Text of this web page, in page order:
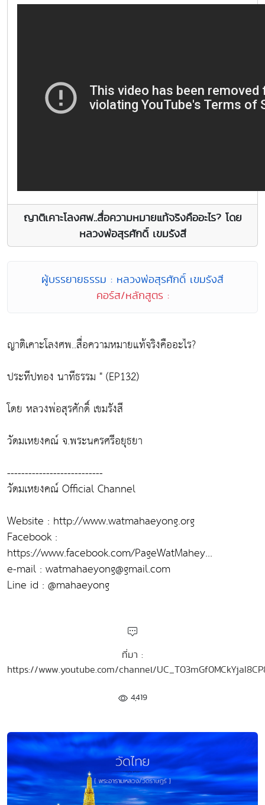
ญาติเคาะโลงศพ..สื่อความหมายแท้จริงคืออะไร? โดย
หลวงพ่อสุรศักดิ์ เขมรังสี
ผู้บรรยายธรรม : หลวงพ่อสุรศักดิ์ เขมรังสี
คอร์ส/หลักสูตร :
ญาติเคาะโลงศพ..สื่อความหมายแท้จริงคืออะไร?
ประทีปทอง นาทีธรรม " (EP132)
โดย หลวงพ่อสุรศักดิ์ เขมรังสี
วัดมเหยงคณ์ จ.พระนครศรีอยุธยา
---------------------------
วัดมเหยงคณ์ Official Channel
Website : http://www.watmahaeyong.org​
Facebook :
https://www.facebook.com/PageWatMahey...​
e-mail : watmahaeyong@gmail.com
Line id : @mahaeyong
ที่มา :
https://www.youtube.com/channel/
4,419